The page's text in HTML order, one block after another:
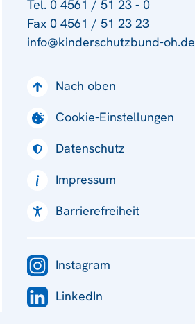
Tel. 0 4561 / 51 23 - 0
Fax 0 4561 / 51 23 23
info@kinderschutzbund-oh.de
Nach oben
Cookie-Einstellungen
Datenschutz
Impressum
Barrierefreiheit
Instagram
LinkedIn